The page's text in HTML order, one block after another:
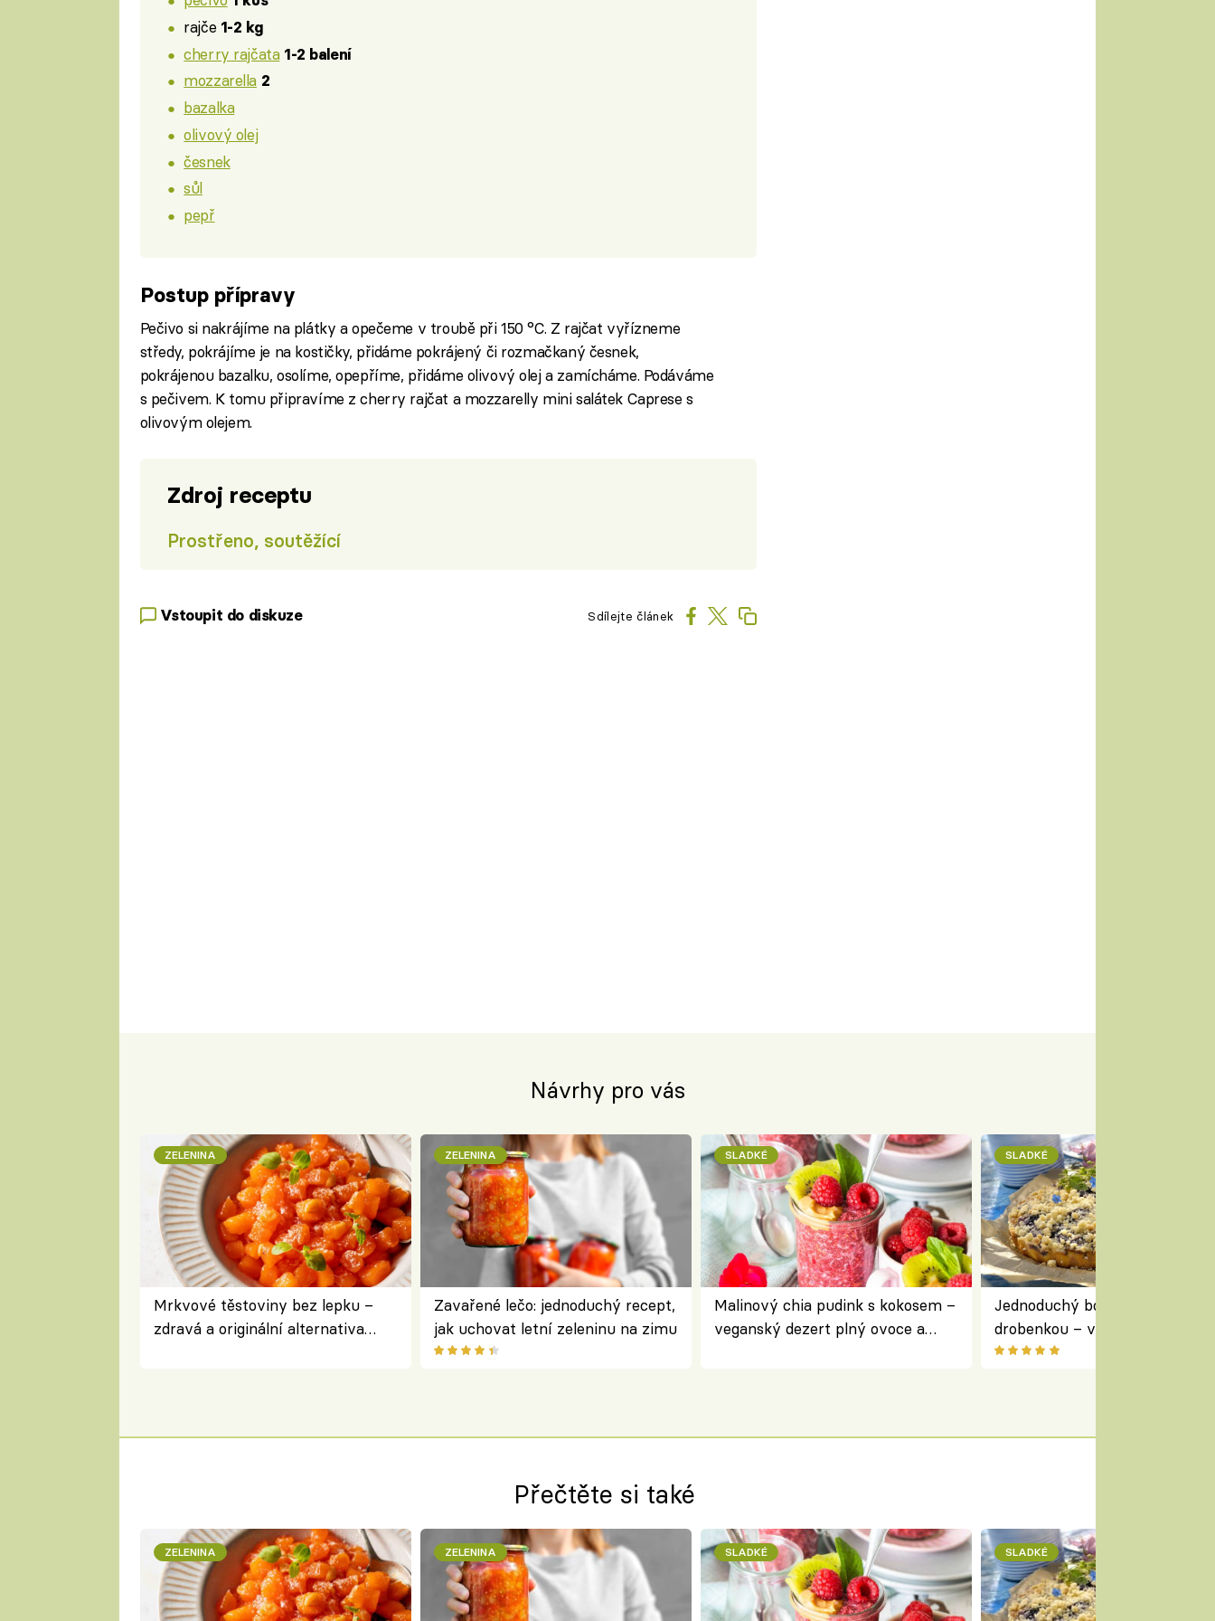
rajče 1-2 kg
cherry rajčata 1-2 balení
mozzarella 2
bazalka
olivový olej
česnek
sůl
pepř
Postup přípravy
Pečivo si nakrájíme na plátky a opečeme v troubě při 150 °C. Z rajčat vyřízneme
středy, pokrájíme je na kostičky, přidáme pokrájený či rozmačkaný česnek,
pokrájenou bazalku, osolíme, opepříme, přidáme olivový olej a zamícháme. Podáváme
s pečivem. K tomu připravíme z cherry rajčat a mozzarelly mini salátek Caprese s
olivovým olejem.
Zdroj receptu
Prostřeno, soutěžící
Vstoupit do diskuze Sdílejte článek
Návrhy pro vás
ZELENINA
Mrkvové těstoviny bez lepku –
zdravá a originální alternativa
ZELENINA
Zavařené lečo: jednoduchý recept,
jak uchovat letní zeleninu na zimu
SLADKÉ
Malinový chia pudink s kokosem –
veganský dezert plný ovoce a
SLADKÉ
Jednoduchý borůvkový koláč s
drobenkou – vláčný moučník
ovoce
Přečtěte si také
ZELENINA ZELENINA SLADKÉ SLADKÉ